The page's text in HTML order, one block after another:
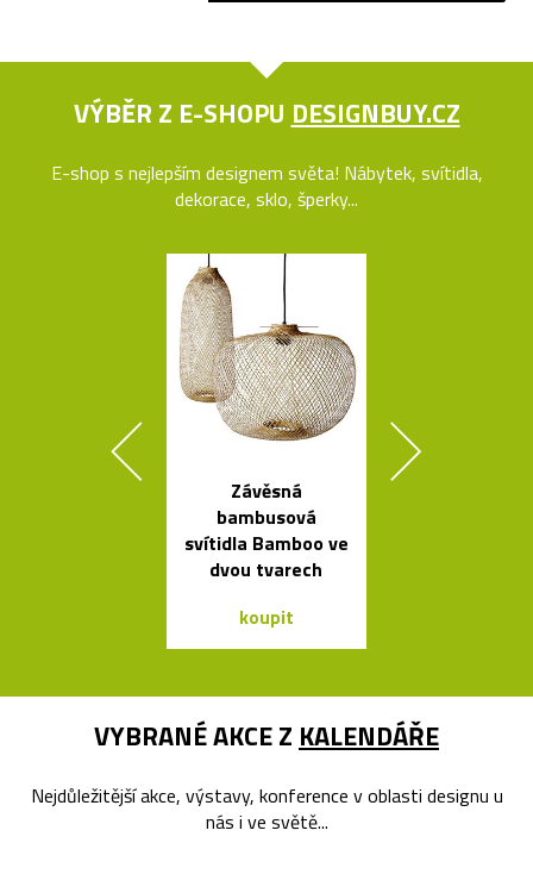
VÝBĚR Z E-SHOPU DESIGNBUY.CZ
E-shop s nejlepším designem světa! Nábytek, svítidla,
dekorace, sklo, šperky...
Závěsná
bambusová
svítidla Bamboo ve
dvou tvarech
koupit
VYBRANÉ AKCE Z KALENDÁŘE
Nejdůležitější akce, výstavy, konference v oblasti designu u
nás i ve světě...